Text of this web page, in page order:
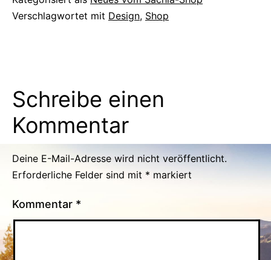
Verschlagwortet mit Design, Shop
Schreibe einen
Kommentar
Deine E-Mail-Adresse wird nicht veröffentlicht.
Erforderliche Felder sind mit * markiert
Kommentar *